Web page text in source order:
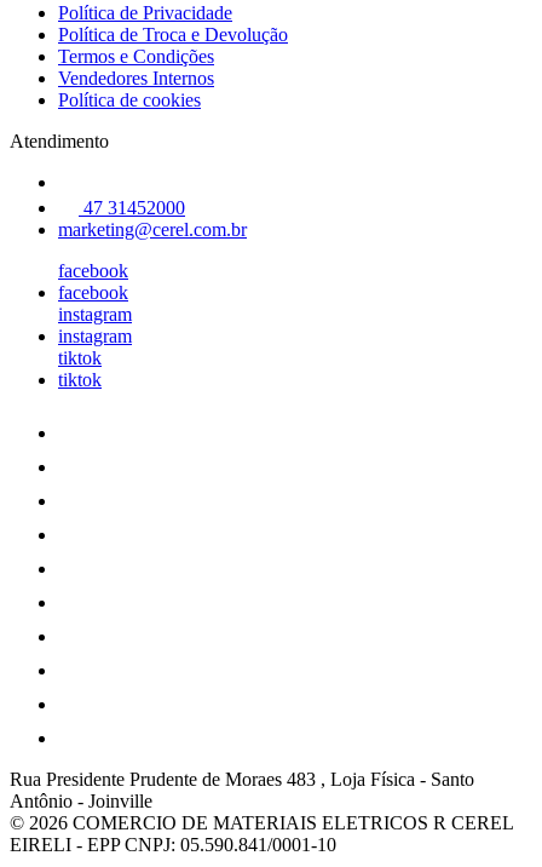
Política de Privacidade
Política de Troca e Devolução
Termos e Condições
Vendedores Internos
Política de cookies
Atendimento
47 31452000
marketing@cerel.com.br
facebook
facebook
instagram
instagram
tiktok
tiktok
Rua Presidente Prudente de Moraes 483 , Loja Física - Santo
Antônio - Joinville
© 2026 COMERCIO DE MATERIAIS ELETRICOS R CEREL
EIRELI - EPPCNPJ: 05.590.841/0001-10